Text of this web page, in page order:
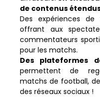
de contenus
Des expériences de
offrant aux
commentateurs
pour les matchs.
Des plateformes
permettent de
matchs de football,
des réseaux sociaux !